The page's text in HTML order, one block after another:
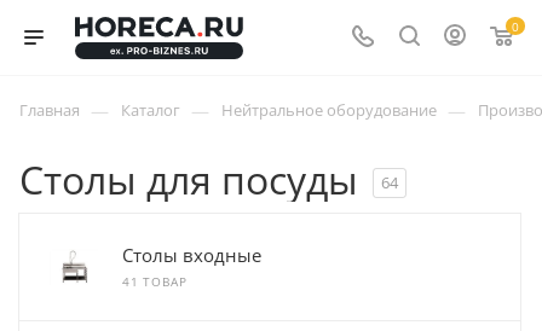
0
Главная — Каталог — Нейтральное оборудование —
Столы для посуды 64
Столы входные
41 ТОВАР